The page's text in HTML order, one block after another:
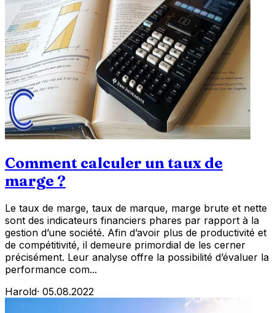
Comment calculer un taux de
marge ?
Le taux de marge, taux de marque, marge brute et nette
sont des indicateurs financiers phares par rapport à la
gestion d’une société. Afin d’avoir plus de productivité et
de compétitivité, il demeure primordial de les cerner
précisément. Leur analyse offre la possibilité d’évaluer la
performance com...
Harold· 05.08.2022